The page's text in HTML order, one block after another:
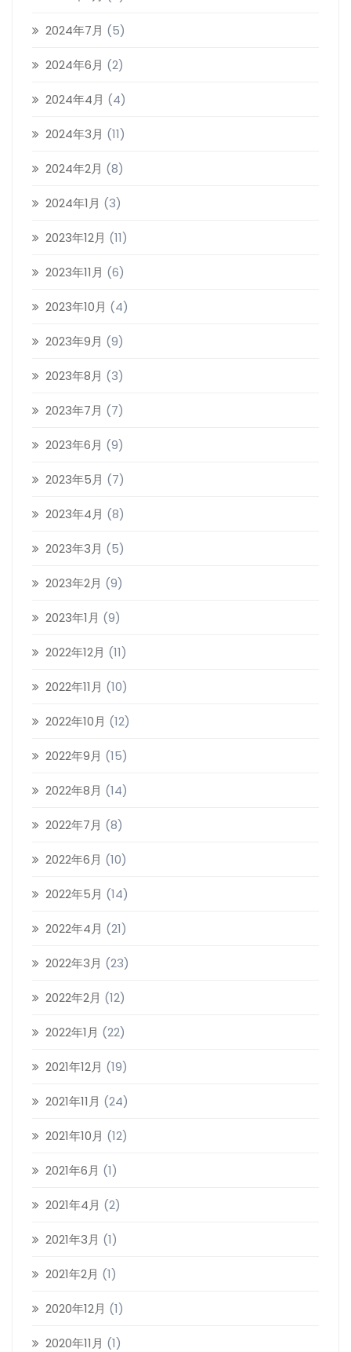
2024年7月 (5)
2024年6月 (2)
2024年4月 (4)
2024年3月 (11)
2024年2月 (8)
2024年1月 (3)
2023年12月 (11)
2023年11月 (6)
2023年10月 (4)
2023年9月 (9)
2023年8月 (3)
2023年7月 (7)
2023年6月 (9)
2023年5月 (7)
2023年4月 (8)
2023年3月 (5)
2023年2月 (9)
2023年1月 (9)
2022年12月 (11)
2022年11月 (10)
2022年10月 (12)
2022年9月 (15)
2022年8月 (14)
2022年7月 (8)
2022年6月 (10)
2022年5月 (14)
2022年4月 (21)
2022年3月 (23)
2022年2月 (12)
2022年1月 (22)
2021年12月 (19)
2021年11月 (24)
2021年10月 (12)
2021年6月 (1)
2021年4月 (2)
2021年3月 (1)
2021年2月 (1)
2020年12月 (1)
2020年11月 (1)